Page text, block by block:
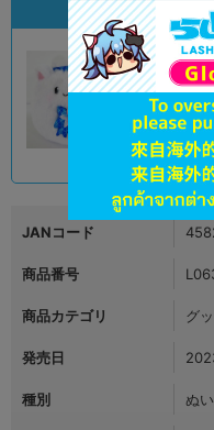
状
状態 : A
オンライン
品切状態 2,290
JANコード
商品番号
商品カテゴリ グ
発売日
種別 ぬ